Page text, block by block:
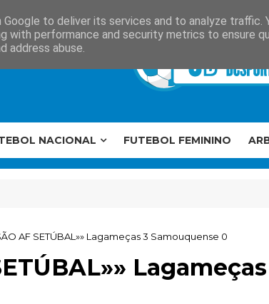
NACIONAL FUTEBOL FEMININO
AF SETÚBAL»» Lagameças 3 Samouquense 0
to deliver its services and to analyze traffic.
with performance and security metrics to ensure
address abuse.